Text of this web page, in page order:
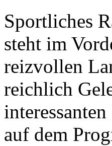
Sportliches
steht im
reizvollen
reichlich
auf dem